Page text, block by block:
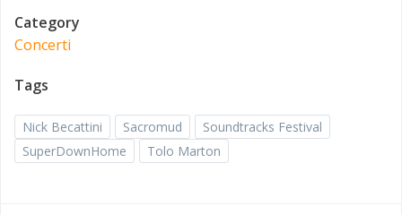
Category
Concerti
Tags
Nick Becattini Sacromud
Soundtracks Festival
SuperDownHome
Tolo Marton